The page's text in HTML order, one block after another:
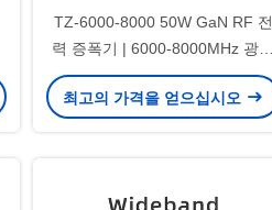
TZ-6000-8000 50W GaN RF 전
력 증폭기 | 6000-8000MHz 광대
역 모듈
최고의 가격을 얻으십시오